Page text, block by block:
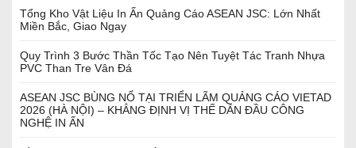
Tổng Kho Vật Liệu In Ấn Quảng Cáo ASEAN JSC: Lớn Nhất
Miền Bắc, Giao Ngay
Quy Trình 3 Bước Thần Tốc Tạo Nên Tuyệt Tác Tranh Nhựa
PVC Than Tre Vân Đá
ASEAN JSC BÙNG NỔ TẠI TRIỂN LÃM QUẢNG CÁO VIETAD
2026 (HÀ NỘI) – KHẲNG ĐỊNH VỊ THẾ DẪN ĐẦU CÔNG
NGHỆ IN ẤN